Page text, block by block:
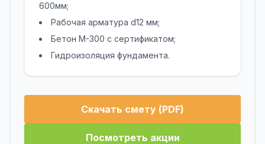
600мм;
Рабочая арматура d12 мм;
Бетон М-300 с сертификатом;
Гидроизоляция фундамента.
Скачать смету (PDF)
Посмотреть акции